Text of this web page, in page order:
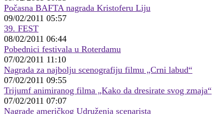
Počasna BAFTA nagrada Kristoferu Liju
09/02/2011 05:57
39. FEST
08/02/2011 06:44
Pobednici festivala u Roterdamu
07/02/2011 11:10
Nagrada za najbolju scenografiju filmu „Crni labud“
07/02/2011 09:55
Trijumf animiranog filma „Kako da dresirate svog zmaja“
07/02/2011 07:07
Nagrade američkog Udruženja scenarista